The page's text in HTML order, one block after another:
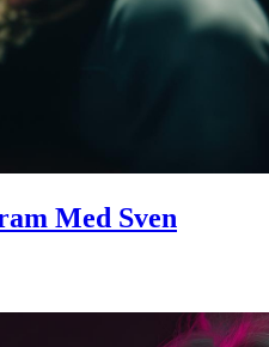
Med Sven